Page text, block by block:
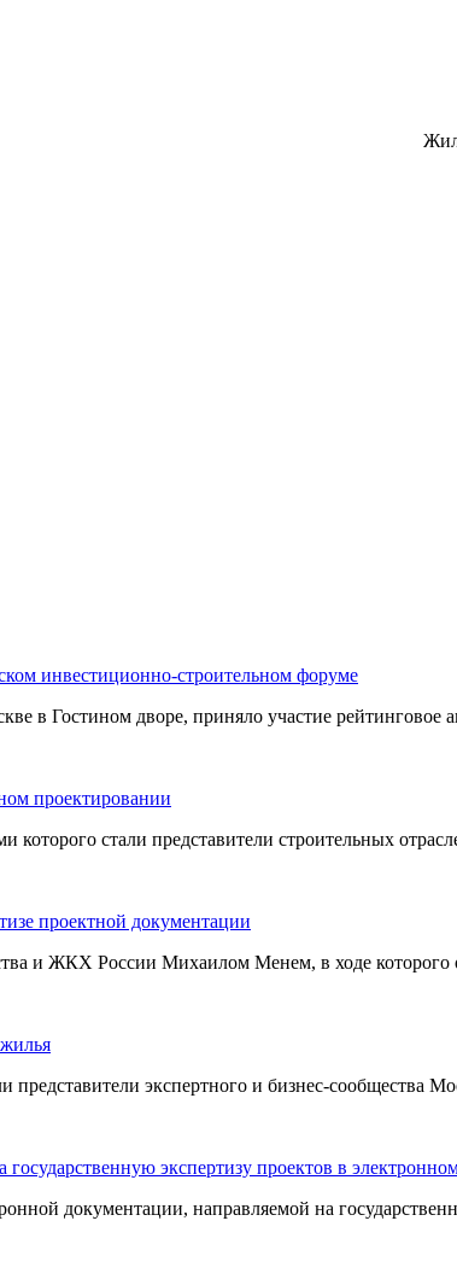
инвестиционно-строительном форуме
в Гостином дворе, приняло участие рейтинговое
проектировании
стали представители строительных
проектной документации
и ЖКХ России Михаилом Менем, в ходе которого
экспертного и бизнес-сообщества
экспертизу проектов в
документации, направляемой на